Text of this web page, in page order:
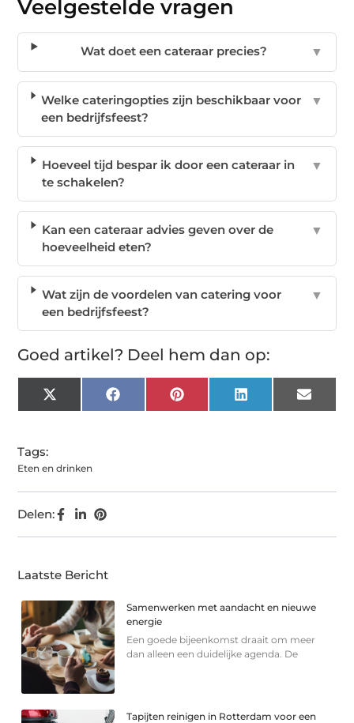
Veelgestelde vragen
Wat doet een cateraar precies? ▼
Welke cateringopties zijn beschikbaar voor
een bedrijfsfeest?
▼
Hoeveel tijd bespar ik door een cateraar in
te schakelen?
▼
Kan een cateraar advies geven over de
hoeveelheid eten?
▼
Wat zijn de voordelen van catering voor
een bedrijfsfeest?
▼
Goed artikel? Deel hem dan op:
X
(Twitter)
FacebookPinterest LinkedIn Email
Tags:
Eten en drinken
Delen:
Laatste Bericht
Samenwerken met aandacht en nieuwe
energie
Een goede bijeenkomst draait om meer
dan alleen een duidelijke agenda. De
Tapijten reinigen in Rotterdam voor een